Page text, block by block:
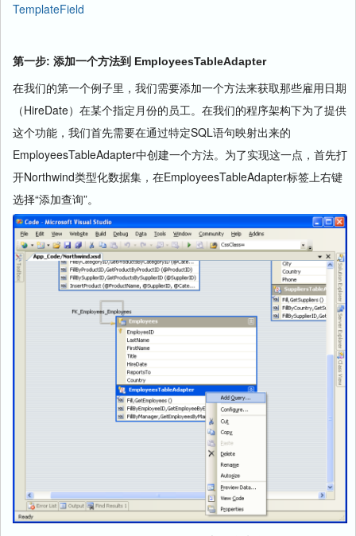
TemplateField
第一步: 添加一个方法到 EmployeesTableAdapter
在我们的第一个例子里，我们需要添加一个方法来获取那些雇用日期
（HireDate）在某个指定月份的员工。在我们的程序架构下为了提供
这个功能，我们首先需要在通过特定SQL语句映射出来的
EmployeesTableAdapter中创建一个方法。为了实现这一点，首先打
开Northwind类型化数据集，在EmployeesTableAdapter标签上右键
选择“添加查询”。